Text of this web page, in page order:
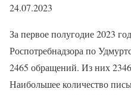
24.07.2023
За первое полугодие 2023
Роспотребнадзора по
2465 обращений. Из них
Наибольшее количество